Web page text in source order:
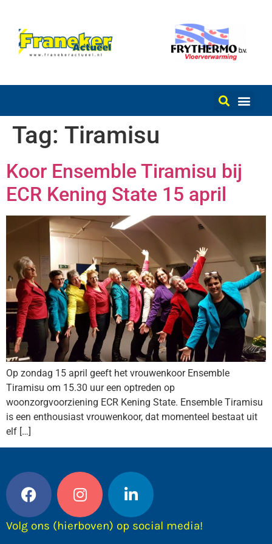
Tag: Tiramisu
Koor Ensemble Tiramisu bij
ECR Kening State 15 april
Op zondag 15 april geeft het vrouwenkoor Ensemble
Tiramisu om 15.30 uur een optreden op
woonzorgvoorziening ECR Kening State. Ensemble Tiramisu
is een enthousiast vrouwenkoor, dat momenteel bestaat uit
elf […]
Volg ons (hierboven) op social media!